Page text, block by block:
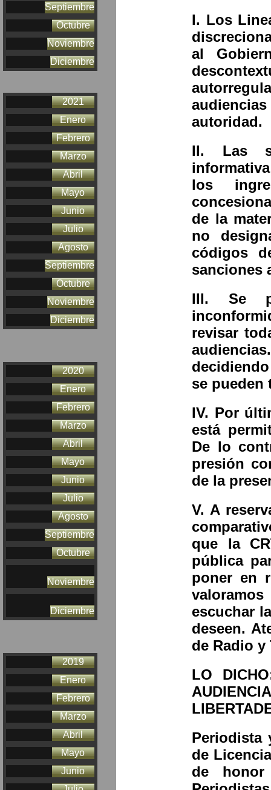
Septiembre
Octubre
Noviembre
Diciembre
2021
Enero
Febrero
Marzo
Abril
Mayo
Junio
Julio
Agosto
Septiembre
Octubre
Noviembre
Diciembre
2020
Enero
Febrero
Marzo
Abril
Mayo
Junio
Julio
Agosto
Septiembre
Octubre
Noviembre
Diciembre
2019
Enero
Febrero
Marzo
Abril
Mayo
Junio
I. Los
al
autoridad.
II. Las
los
de la
no
códigos
sanciones
III. Se
revisar
se pueden
IV. Por
está
De lo
presión
de la
V. A
que la
pública
poner en
escuchar
deseen.
de Radio y
LO
Periodista
de
de honor